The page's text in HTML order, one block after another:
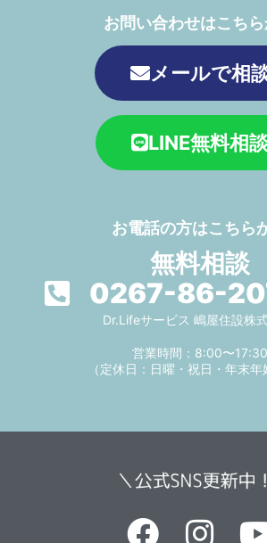
お問い合わせはこちら
メールで相
LINE無料相
お電話の方はこちら
無料相談
0267-86-
Dr.Lifeサービス 嶋屋住設株
営業時間：8:00〜17:30
（定休日：日曜・祝日・年末